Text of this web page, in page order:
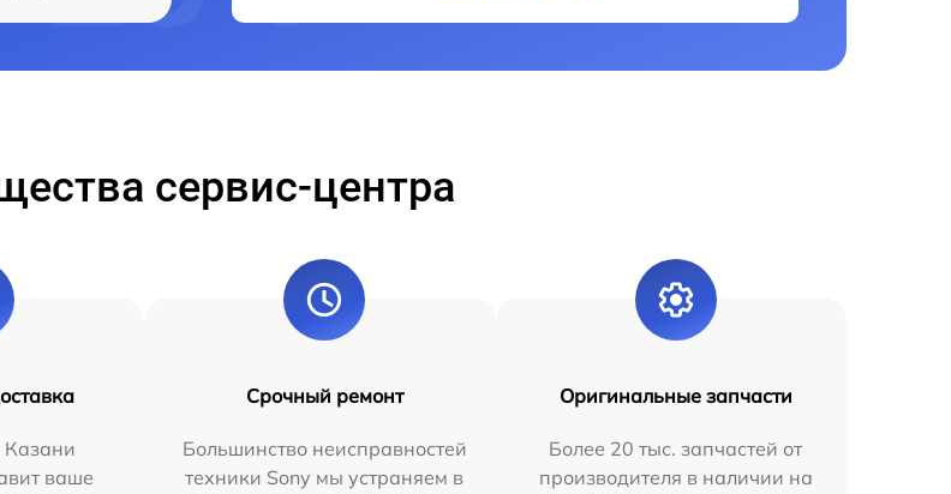
сервис-центра
ваше
Срочный ремонт
Большинство неисправностей
техники Sony мы устраняем в
Оригинальные запчасти
Более 20 тыс. запчастей от
производителя в наличии на